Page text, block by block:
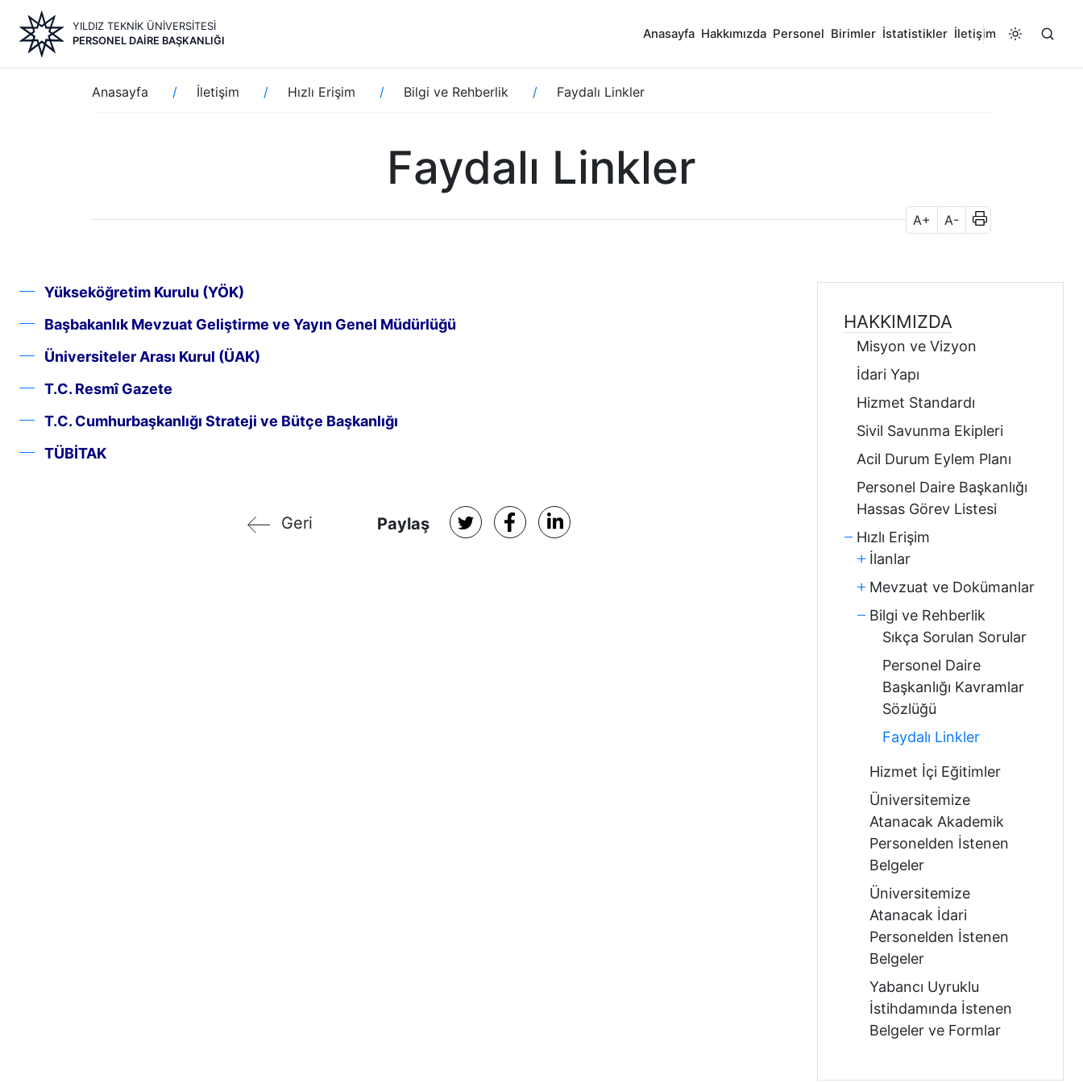
içeriğe
YILDIZ TEKNİK ÜNİVERSİTESİ
PERSONEL DAIRE BAŞKANLIĞI
Anasayfa Hakkımızda Personel Birimler İstatistikler İletişim
Sayfa
yolu
Anasayfa İletişim Hızlı Erişim Bilgi ve Rehberlik Faydalı Linkler
Faydalı Linkler
A+ A-
Yükseköğretim Kurulu (YÖK)
Başbakanlık Mevzuat Geliştirme ve Yayın Genel Müdürlüğü
Üniversiteler Arası Kurul (ÜAK)
T.C. Resmî Gazete
T.C. Cumhurbaşkanlığı Strateji ve Bütçe Başkanlığı
TÜBİTAK
Geri Paylaş
HAKKIMIZDA
Misyon ve Vizyon
İdari Yapı
Hizmet Standardı
Sivil Savunma Ekipleri
Acil Durum Eylem Planı
Personel Daire Başkanlığı
Hassas Görev Listesi
Hızlı Erişim
İlanlar
Mevzuat ve Dokümanlar
Bilgi ve Rehberlik
Sıkça Sorulan Sorular
Personel Daire
Başkanlığı Kavramlar
Sözlüğü
Faydalı Linkler
Hizmet İçi Eğitimler
Üniversitemize
Atanacak Akademik
Personelden İstenen
Belgeler
Üniversitemize
Atanacak İdari
Personelden İstenen
Belgeler
Yabancı Uyruklu
İstihdamında İstenen
Belgeler ve Formlar